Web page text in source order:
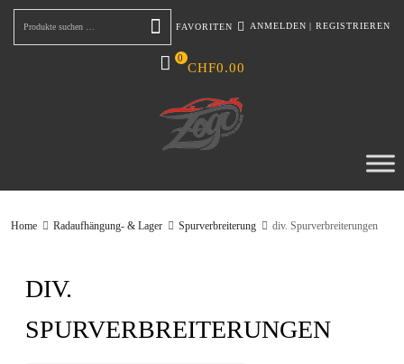
Suchen
FAVORITEN ANMELDEN | REGISTRIEREN
CHF0.00
0
Home Radaufhängung- & Lager Spurverbreiterung div. Spurverbreiterungen
DIV.
SPURVERBREITERUNGEN